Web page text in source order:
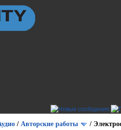
/ Авторские работы /